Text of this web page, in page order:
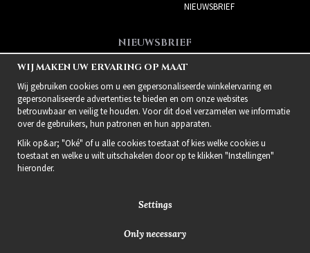
NIEUWSBRIEF
NIEUWSBRIEF
Meld je aan voor de
nieuwsbrief!
2021 Delightful Hair
WIJ MAKEN UW ERVARING OP MAAT
Wij gebruiken cookies om u een gepersonaliseerde winkelervaring en
gepersonaliseerde advertenties te bieden en om onze websites
betrouwbaar en veilig te houden. Voor dit doel verzamelen we informatie
over de gebruikers, hun patronen en hun apparaten.
Klik op&ar; "Oké" of u alle cookies toestaat of kies welke cookies u
toestaat en welke u wilt uitschakelen door op te klikken "Instellingen"
hieronder.
Settings
Only necessary